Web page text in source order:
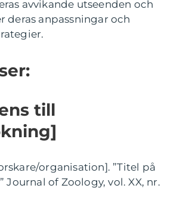
avvikande utseenden och
deras anpassningar och
till
organisation]. ”Titel på
Journal of Zoology, vol. XX, nr.